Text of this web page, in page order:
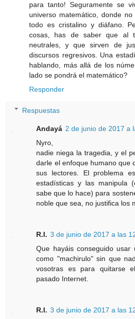
para tanto! Seguramente se
universo matemático, donde
todo es cristalino y diáfano.
cosas, has de saber que al
neutrales, y que sirven de
discursos regresivos. Una
hablando, más allá de los
lado se pondrá el matemático?
Responder
Respuestas
Andayá 2 de junio de 2017 a
Nyro,
nadie niega la tragedia, y el
darle el enfoque humano que
sus lectores. El problema
estadísticas y las manipula
sabe que lo hace) para
noble que sea, no justifica los
R.I. 3 de junio de 2017 a las
Que hayáis conseguido usar
como "machirulo" sin que
vosotras es para quitarse
pasado Internet.
R.I. 3 de junio de 2017 a las